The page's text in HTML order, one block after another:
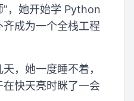
”，她开始学 Python
成为一个全栈工程
，她一度睡不着，
快天亮时眯了一会